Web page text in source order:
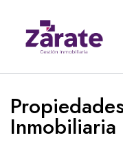
Inmobiliaria